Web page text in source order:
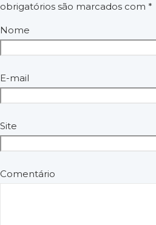
INSCRIÇÕES
ENTREGA DE KITS
✔️ Camisa personalizada
✔️ Número de peito
obrigatórios são marcados com *
Nome
E-mail
Site
Comentário